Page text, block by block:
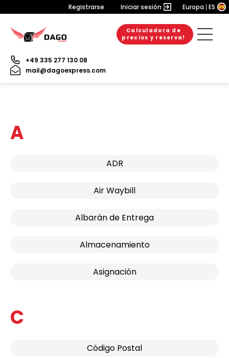
Registrarse Iniciar sesión Europa ES
Calculadora de
precios y reserva!
+49 335 277 130 08
mail@dagoexpress.com
A
ADR
Air Waybill
Albarán de Entrega
Almacenamiento
Asignación
C
Código Postal